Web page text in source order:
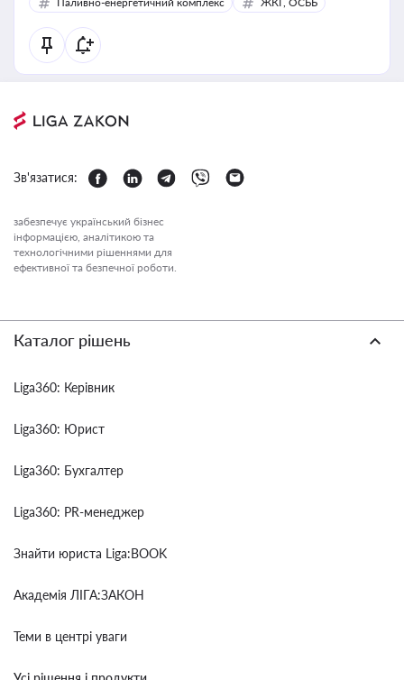
Зв'язатися:
забезпечує український бізнес
інформацією, аналітикою та
технологічними рішеннями для
ефективної та безпечної роботи.
Каталог рішень
Liga360: Керівник
Liga360: Юрист
Liga360: Бухгалтер
Liga360: PR-менеджер
Знайти юриста Liga:BOOK
Академія ЛІГА:ЗАКОН
Теми в центрі уваги